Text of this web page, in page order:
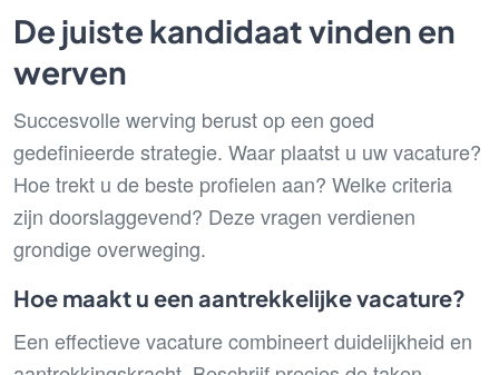
De juiste kandidaat vinden en
werven
Succesvolle werving berust op een goed
gedefinieerde strategie. Waar plaatst u uw vacature?
Hoe trekt u de beste profielen aan? Welke criteria
zijn doorslaggevend? Deze vragen verdienen
grondige overweging.
Hoe maakt u een aantrekkelijke vacature?
Een effectieve vacature combineert duidelijkheid en